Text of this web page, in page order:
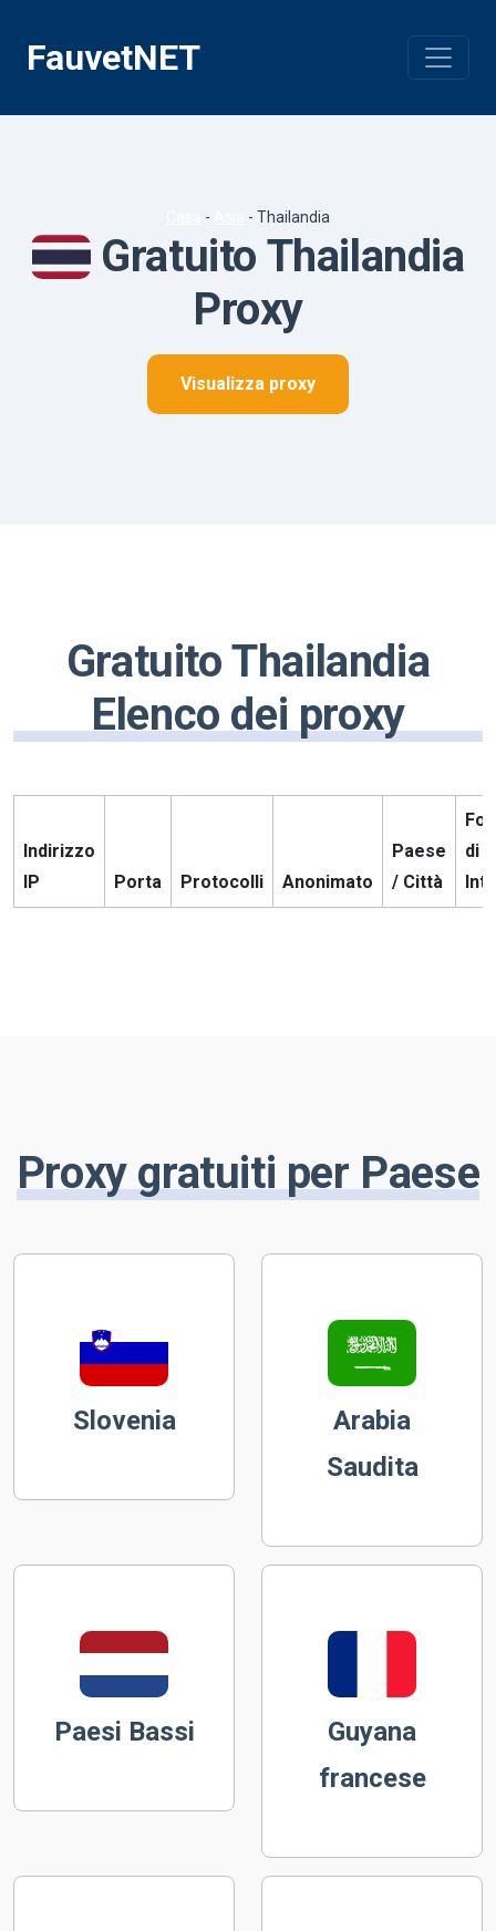
contenuto
FauvetNET
- - Thailandia
Gratuito Thailandia
Proxy
Visualizza proxy
Gratuito Thailandia
Elenco dei proxy
Indirizzo
IP
Porta Protocolli Anonimato
Paese
/ Città
di
Proxy gratuiti per Paese
Slovenia
Arabia
Saudita
Paesi Bassi
Guyana
francese